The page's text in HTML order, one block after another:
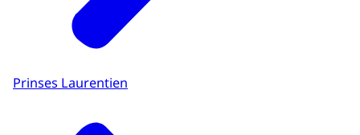
Prinses Laurentien